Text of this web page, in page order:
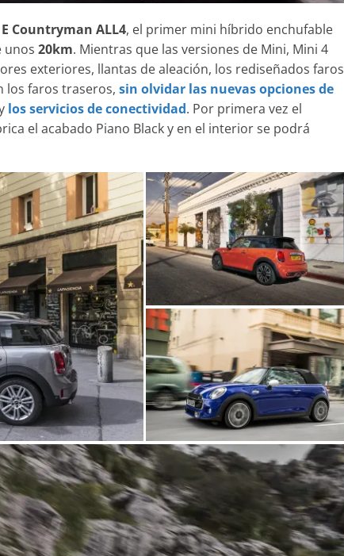
Countryman ALL4, el primer mini híbrido enchufable
unos 20km. Mientras que las versiones de Mini, Mini 4
exteriores, llantas de aleación, los rediseñados faros
los faros traseros, sin olvidar las nuevas opciones de
los servicios de conectividad. Por primera vez el
el acabado Piano Black y en el interior se podrá